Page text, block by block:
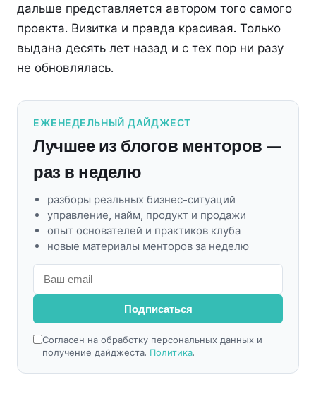
дальше представляется автором того самого
проекта. Визитка и правда красивая. Только
выдана десять лет назад и с тех пор ни разу
не обновлялась.
ЕЖЕНЕДЕЛЬНЫЙ ДАЙДЖЕСТ
Лучшее из блогов менторов —
раз в неделю
разборы реальных бизнес-ситуаций
управление, найм, продукт и продажи
опыт основателей и практиков клуба
новые материалы менторов за неделю
Подписаться
Согласен на обработку персональных данных и
получение дайджеста. Политика.